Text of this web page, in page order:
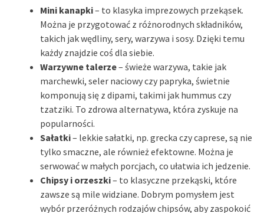
Mini kanapki– to klasyka imprezowych przekąsek.
Można je przygotować z różnorodnych składników,
takich jak wędliny, sery, warzywa i sosy. Dzięki temu
każdy znajdzie coś dla siebie.
Warzywne talerze– świeże warzywa, takie jak
marchewki, seler naciowy czy papryka, świetnie
komponują się z dipami, takimi jak hummus czy
tzatziki. To zdrowa alternatywa, która zyskuje na
popularności.
Sałatki– lekkie sałatki, np. grecka czy caprese, są nie
tylko smaczne, ale również efektowne. Można je
serwować w małych porcjach, co ułatwia ich jedzenie.
Chipsy i orzeszki– to klasyczne przekąski, które
zawsze są mile widziane. Dobrym pomysłem jest
wybór przeróżnych rodzajów chipsów, aby zaspokoić